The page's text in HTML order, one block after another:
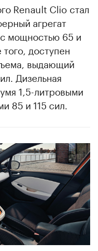
Renault Clio стал
агрегат
мощностью 65 и
доступен
выдающий
Дизельная
1,5-литровыми
85 и 115 сил.